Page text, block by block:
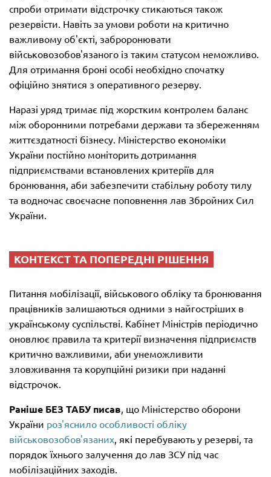
спроби отримати відстрочку стикаються також
резервісти. Навіть за умови роботи на критично
важливому об'єкті, заброронювати
військовозобов'язаного із таким статусом неможливо.
Для отримання броні особі необхідно спочатку
офіційно знятися з оперативного резерву.
Наразі уряд тримає під жорстким контролем баланс
між оборонними потребами держави та збереженням
життєздатності бізнесу. Міністерство економіки
України постійно моніторить дотримання
підприємствами встановлених критеріїв для
бронювання, аби забезпечити стабільну роботу тилу
та водночас своєчасне поповнення лав Збройних Сил
України.
КОНТЕКСТ ТА ПОПЕРЕДНІ РІШЕННЯ
Питання мобілізації, військового обліку та бронювання
працівників залишаються одними з найгостріших в
українському суспільстві. Кабінет Міністрів періодично
оновлює правила та критерії визначення підприємств
критично важливими, аби унеможливити
зловживання та корупційні ризики при наданні
відстрочок.
Раніше БЕЗ ТАБУ писав, що Міністерство оборони
України роз'яснило особливості обліку
військовозобов'язаних, які перебувають у резерві, та
порядок їхнього залучення до лав ЗСУ під час
мобілізаційних заходів.